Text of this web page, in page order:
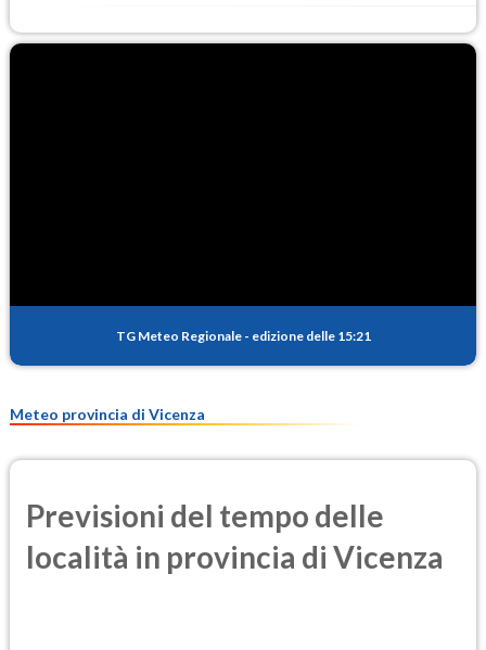
TG Meteo Regionale - edizione delle 15:21
Meteo provincia di Vicenza
Previsioni del tempo delle
località in provincia di Vicenza